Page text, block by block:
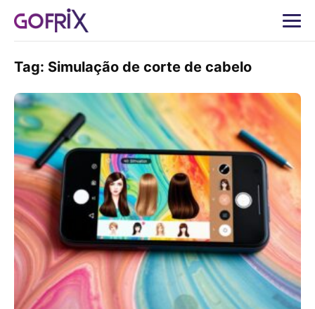
Tag: Simulação de corte de cabelo